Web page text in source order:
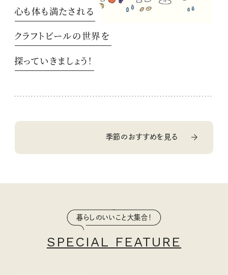
心も体も満たされる
クラフトビールの世界を
探っていきましょう！
季節のおすすめを見る
暮らしのいいこと大集合！
SPECIAL FEATURE